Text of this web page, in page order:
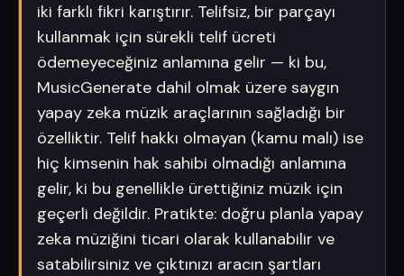
iki farklı fikri karıştırır. Telifsiz, bir parçayı
kullanmak için sürekli telif ücreti
ödemeyeceğiniz anlamına gelir — ki bu,
MusicGenerate dahil olmak üzere saygın
yapay zeka müzik araçlarının sağladığı bir
özelliktir. Telif hakkı olmayan (kamu malı) ise
hiç kimsenin hak sahibi olmadığı anlamına
gelir, ki bu genellikle ürettiğiniz müzik için
geçerli değildir. Pratikte: doğru planla yapay
zeka müziğini ticari olarak kullanabilir ve
satabilirsiniz ve çıktınızı aracın şartları